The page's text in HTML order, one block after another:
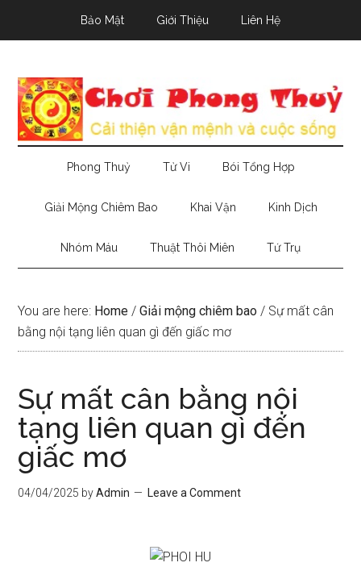
Bảo Mật Giới Thiệu Liên Hệ
Phong Thuỷ Tử Vi Bói Tổng Hợp
Giải Mộng Chiêm Bao Khai Vận Kinh Dịch
Nhóm Máu Thuật Thôi Miên Tứ Trụ
You are here: Home / Giải mộng chiêm bao / Sự mất cân
bằng nội tạng liên quan gì đến giấc mơ
Sự mất cân bằng nội
tạng liên quan gì đến
giấc mơ
04/04/2025 byAdmin Leave a Comment